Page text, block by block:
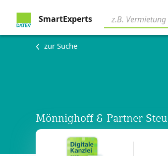
SmartExperts
zur Suche
Mönnighoff & Partner